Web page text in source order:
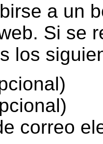
a un
Si se
los
correo